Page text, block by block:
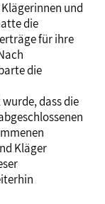
und
die
für ihre
die
dass die
Kläger